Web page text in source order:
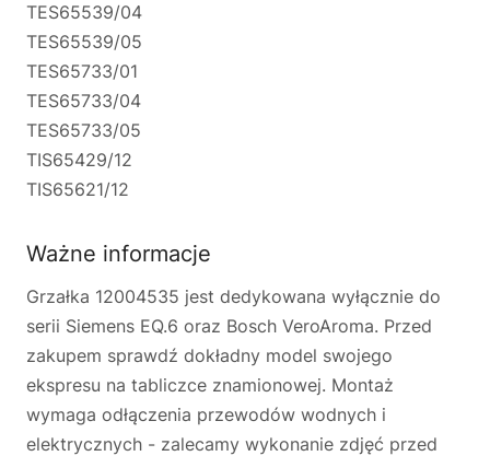
TES65539/04
TES65539/05
TES65733/01
TES65733/04
TES65733/05
TIS65429/12
TIS65621/12
Ważne informacje
Grzałka 12004535 jest dedykowana wyłącznie do
serii Siemens EQ.6 oraz Bosch VeroAroma. Przed
zakupem sprawdź dokładny model swojego
ekspresu na tabliczce znamionowej. Montaż
wymaga odłączenia przewodów wodnych i
elektrycznych - zalecamy wykonanie zdjęć przed